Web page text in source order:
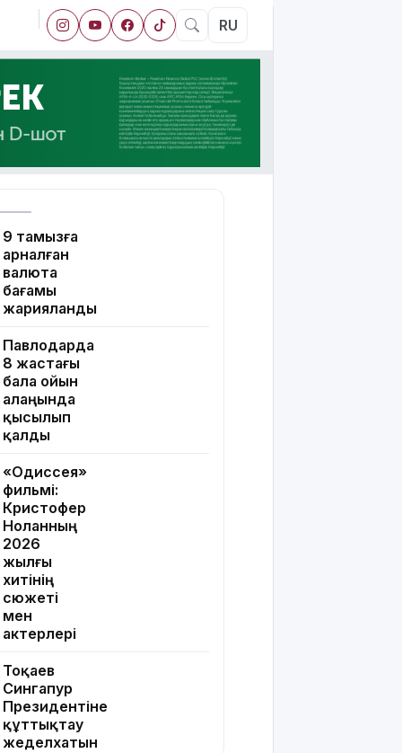
RU
9 тамызға
арналған
валюта
бағамы
жарияланды
Павлодарда
8 жастағы
бала ойын
алаңында
қысылып
қалды
«Одиссея»
фильмі:
Кристофер
Ноланның
2026
жылғы
хитінің
сюжеті
мен
актерлері
Тоқаев
Сингапур
Президентіне
құттықтау
жеделхатын